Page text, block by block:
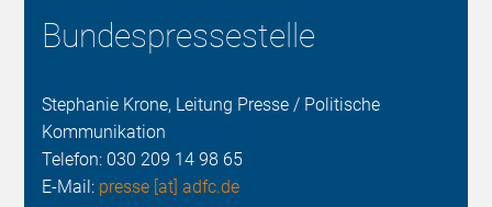
Bundespressestelle
Stephanie Krone, Leitung Presse / Politische
Kommunikation
Telefon: 030 209 14 98 65
E-Mail: presse [at] adfc.de